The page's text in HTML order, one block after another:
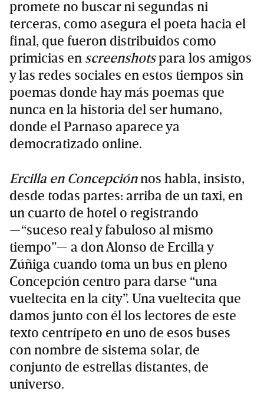
promete no buscar ni segundas ni
terceras, como asegura el poeta hacia el
final, que fueron distribuidos como
primicias en screenshotspara los amigos
y las redes sociales en estos tiempos sin
poemas donde hay más poemas que
nunca en la historia del ser humano,
donde el Parnaso aparece ya
democratizado online.
Ercilla en Concepciónnos habla, insisto,
desde todas partes: arriba de un taxi, en
un cuarto de hotel o registrando
—“suceso real y fabuloso al mismo
tiempo”— a don Alonso de Ercilla y
Zúñiga cuando toma un bus en pleno
Concepción centro para darse “una
vueltecita en la city”. Una vueltecita que
damos junto con él los lectores de este
texto centrípeto en uno de esos buses
con nombre de sistema solar, de
conjunto de estrellas distantes, de
universo.